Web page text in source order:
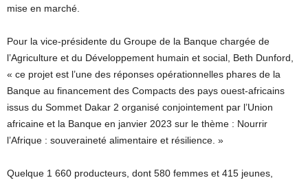
mise en marché.
Pour la vice-présidente du Groupe de la Banque chargée de
l’Agriculture et du Développement humain et social, Beth Dunford,
« ce projet est l’une des réponses opérationnelles phares de la
Banque au financement des Compacts des pays ouest-africains
issus du Sommet Dakar 2 organisé conjointement par l’Union
africaine et la Banque en janvier 2023 sur le thème : Nourrir
l’Afrique : souveraineté alimentaire et résilience. »
Quelque 1 660 producteurs, dont 580 femmes et 415 jeunes,